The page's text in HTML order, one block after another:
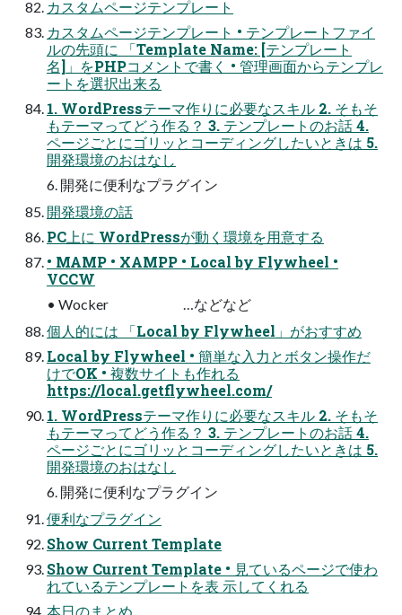
カスタムページテンプレート
カスタムページテンプレート • テンプレートファイ
ルの先頭に 「Template Name: [テンプレート
名]」をPHPコメントで書く • 管理画面からテンプレ
ートを選択出来る
1. WordPressテーマ作りに必要なスキル 2. そもそ
もテーマってどう作る？ 3. テンプレートのお話 4.
ページごとにゴリッとコーディングしたいときは 5.
開発環境のおはなし
6. 開発に便利なプラグイン
開発環境の話
PC上に WordPressが動く環境を用意する
• MAMP • XAMPP • Local by Flywheel •
VCCW
• Wocker …などなど
個人的には 「Local by Flywheel」がおすすめ
Local by Flywheel • 簡単な入力とボタン操作だ
けでOK • 複数サイトも作れる
https://local.getflywheel.com/
1. WordPressテーマ作りに必要なスキル 2. そもそ
もテーマってどう作る？ 3. テンプレートのお話 4.
ページごとにゴリッとコーディングしたいときは 5.
開発環境のおはなし
6. 開発に便利なプラグイン
便利なプラグイン
Show Current Template
Show Current Template • 見ているページで使わ
れているテンプレートを表 示してくれる
本日のまとめ